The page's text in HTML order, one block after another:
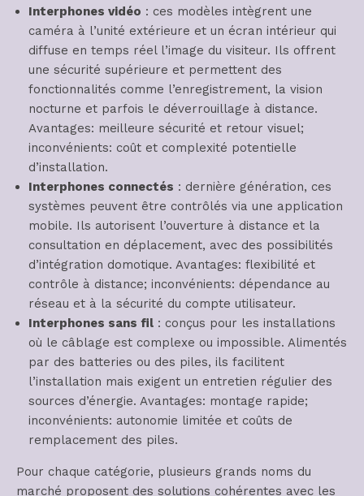
Interphones vidéo : ces modèles intègrent une
caméra à l’unité extérieure et un écran intérieur qui
diffuse en temps réel l’image du visiteur. Ils offrent
une sécurité supérieure et permettent des
fonctionnalités comme l’enregistrement, la vision
nocturne et parfois le déverrouillage à distance.
Avantages: meilleure sécurité et retour visuel;
inconvénients: coût et complexité potentielle
d’installation.
Interphones connectés : dernière génération, ces
systèmes peuvent être contrôlés via une application
mobile. Ils autorisent l’ouverture à distance et la
consultation en déplacement, avec des possibilités
d’intégration domotique. Avantages: flexibilité et
contrôle à distance; inconvénients: dépendance au
réseau et à la sécurité du compte utilisateur.
Interphones sans fil : conçus pour les installations
où le câblage est complexe ou impossible. Alimentés
par des batteries ou des piles, ils facilitent
l’installation mais exigent un entretien régulier des
sources d’énergie. Avantages: montage rapide;
inconvénients: autonomie limitée et coûts de
remplacement des piles.
Pour chaque catégorie, plusieurs grands noms du
marché proposent des solutions cohérentes avec les